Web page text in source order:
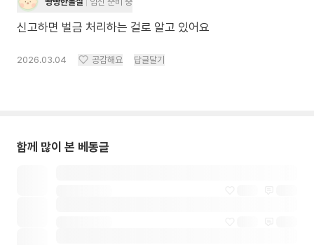
신고하면 벌금 처리하는 걸로 알고 있어요
2026.03.04 공감해요 답글달기
함께 많이 본 베동글